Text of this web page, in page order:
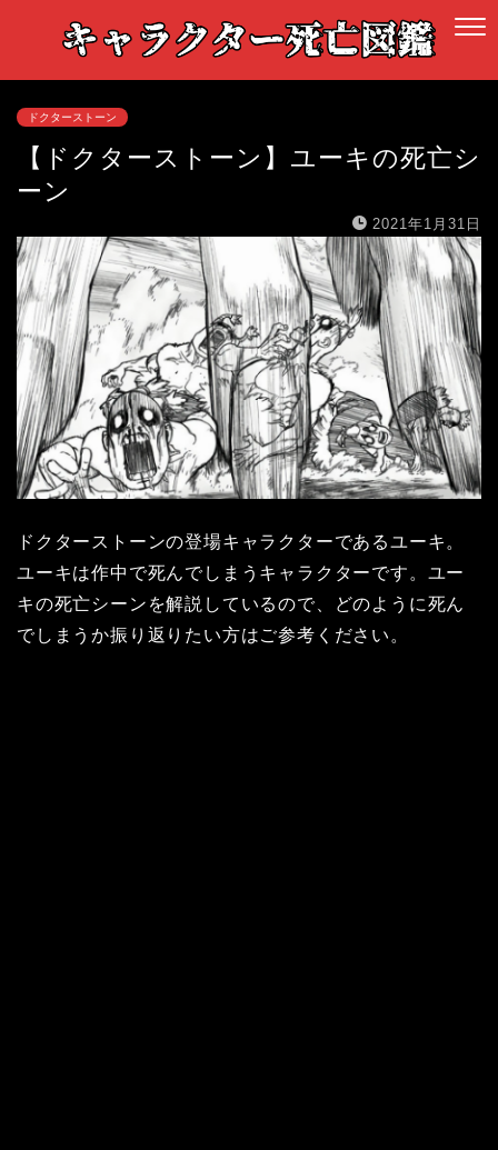
ドクターストーン
【ドクターストーン】ユーキの死亡シ
ーン
2021年1月31日
ドクターストーンの登場キャラクターであるユーキ。
ユーキは作中で死んでしまうキャラクターです。ユー
キの死亡シーンを解説しているので、どのように死ん
でしまうか振り返りたい方はご参考ください。